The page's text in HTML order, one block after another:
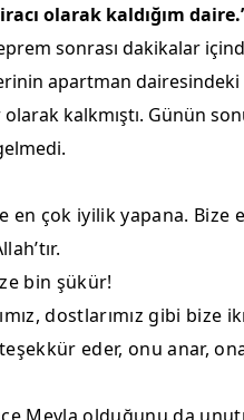
olarak kaldığım
sonrası dakikalar
apartman dairesindeki
kalkmıştı. Günün
en çok iyilik yapana. Bize
bin şükür!
dostlarımız gibi bize
eder, onu anar,